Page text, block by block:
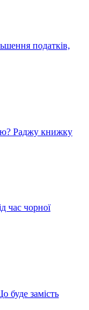
податків,
Раджу книжку
час чорної
буде замість